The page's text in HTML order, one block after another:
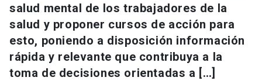
salud mental de los trabajadores de la
salud y proponer cursos de acción para
esto, poniendo a disposición información
rápida y relevante que contribuya a la
toma de decisiones orientadas a […]